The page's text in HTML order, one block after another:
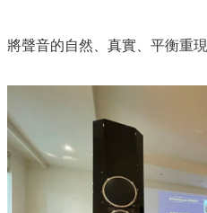
將聲音的自然、真實、平衡重現​